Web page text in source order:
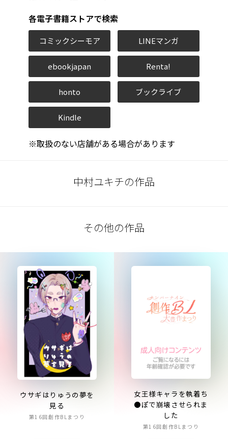
各電子書籍ストアで検索
コミックシーモア LINEマンガ
ebookjapan Renta!
honto ブックライブ
Kindle
※取扱のない店舗がある場合があります
中村ユキチの作品
その他の作品
ウサギはりゅうの夢を
見る
第16回創作BLまつり
女王様キャラを執着ち
●ぽで崩壊させられま
した
第16回創作BLまつり